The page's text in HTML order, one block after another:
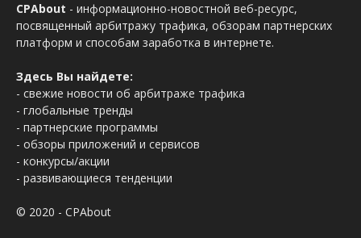
CPAbout - информационно-новостной веб-ресурс,
посвященный арбитражу трафика, обзорам партнерских
платформ и способам заработка в интернете.
Здесь Вы найдете:
- свежие новости об арбитраже трафика
- глобальные тренды
- партнерские программы
- обзоры приложений и сервисов
- конкурсы/акции
- развивающиеся тенденции
© 2020 - CPAbout